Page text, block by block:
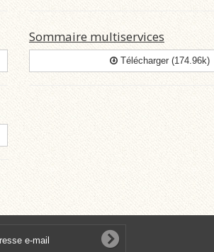
Sommaire multiservices
Télécharger (174.96k)